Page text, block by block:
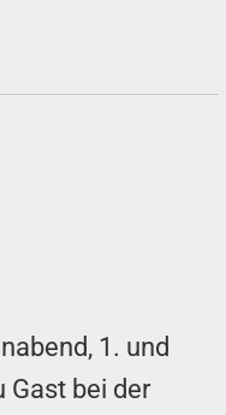
1. und
Gast bei der